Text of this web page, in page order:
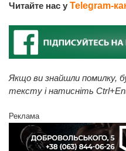
Читайте нас у Telegram-
Якщо ви знайшли помилку,
тексту і натисніть
Реклама